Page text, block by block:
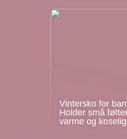
Vintersko for
Holder små
varme og